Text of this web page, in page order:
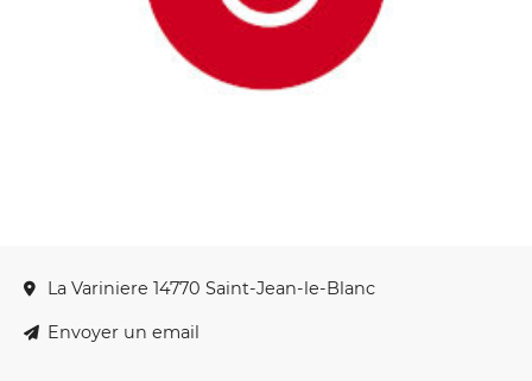
La Variniere 14770 Saint-Jean-le-Blanc
Envoyer un email